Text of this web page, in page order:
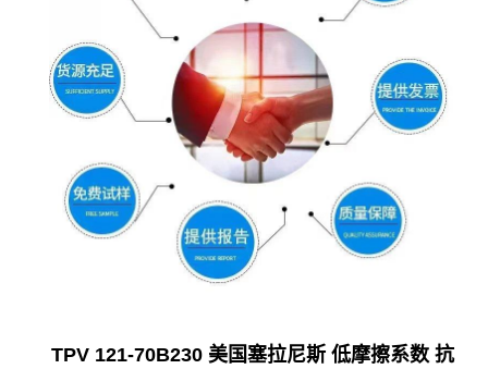
TPV 121-70B230 美国塞拉尼斯 低摩擦系数 抗